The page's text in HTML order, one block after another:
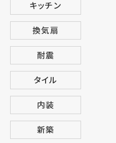
キッチン
換気扇
耐震
タイル
内装
新築